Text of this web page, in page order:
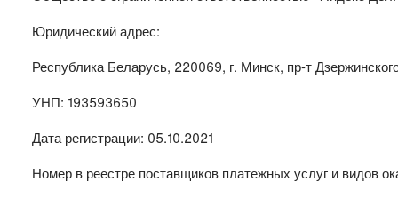
Юридический адрес:
Республика Беларусь, 220069, г. Минск, пр-т
УНП: 193593650
Дата регистрации: 05.10.2021
Номер в реестре поставщиков платежных услуг и видов